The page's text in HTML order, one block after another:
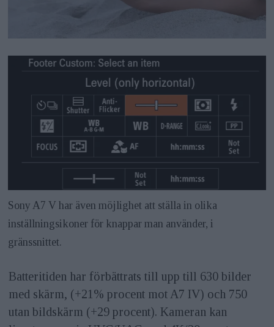
Sony A7 V har även möjlighet att ställa in olika
inställningsikoner för knappar man använder, i
gränssnittet.
Batteritiden har förbättrats till upp till 630 bilder
med skärm, (+21% procent mot A7 IV) och 750
utan bildskärm (+29 procent). Kameran kan